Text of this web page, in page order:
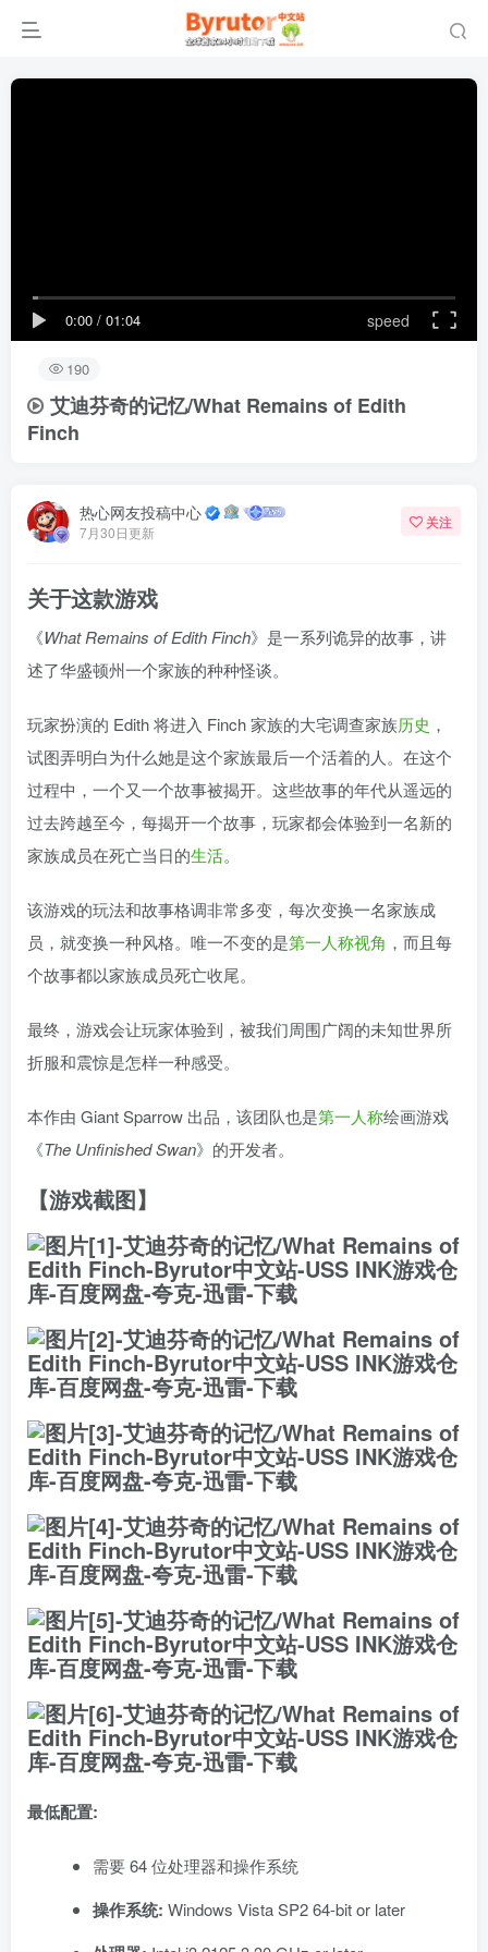
0:00 / 01:04 speed
190
艾迪芬奇的记忆/What Remains of Edith
Finch
热心网友投稿中心
7月30日更新
关注
关于这款游戏
《What Remains of Edith Finch》是一系列诡异的故事，讲
述了华盛顿州一个家族的种种怪谈。
玩家扮演的 Edith 将进入 Finch 家族的大宅调查家族历史 ，
试图弄明白为什么她是这个家族最后一个活着的人。在这个
过程中，一个又一个故事被揭开。这些故事的年代从遥远的
过去跨越至今，每揭开一个故事，玩家都会体验到一名新的
家族成员在死亡当日的生活。
该游戏的玩法和故事格调非常多变，每次变换一名家族成
员，就变换一种风格。唯一不变的是第一人称视角 ，而且每
个故事都以家族成员死亡收尾。
最终，游戏会让玩家体验到，被我们周围广阔的未知世界所
折服和震惊是怎样一种感受。
本作由 Giant Sparrow 出品，该团队也是第一人称绘画游戏
《The Unfinished Swan》的开发者。
【游戏截图】
最低配置:
需要 64 位处理器和操作系统
操作系统: Windows Vista SP2 64-bit or later